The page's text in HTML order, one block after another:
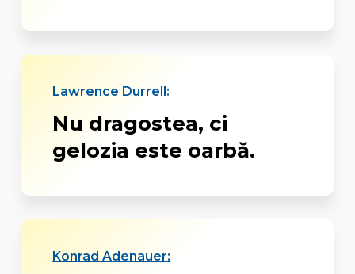
Lawrence Durrell:
Nu dragostea, ci
gelozia este oarbă.
Konrad Adenauer: